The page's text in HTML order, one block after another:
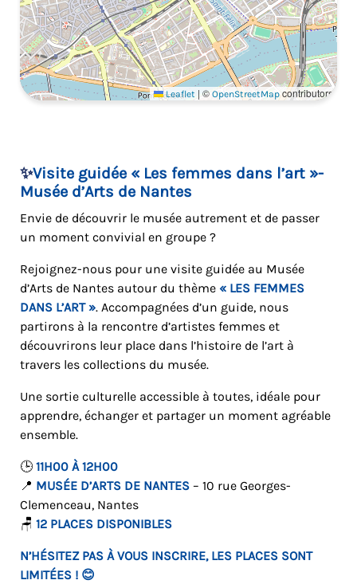
Leaflet | © OpenStreetMapcontributors
✨​Visite guidée « Les femmes dans l’art »-
Musée d’Arts de Nantes
Envie de découvrir le musée autrement et de passer
un moment convivial en groupe ?
Rejoignez-nous pour une visite guidée au Musée
d’Arts de Nantes autour du thème « LES FEMMES
DANS L’ART ». Accompagnées d’un guide, nous
partirons à la rencontre d’artistes femmes et
découvrirons leur place dans l’histoire de l’art à
travers les collections du musée.
Une sortie culturelle accessible à toutes, idéale pour
apprendre, échanger et partager un moment agréable
ensemble.
🕒 11H00 À 12H00
📍 MUSÉE D’ARTS DE NANTES – 10 rue Georges-
Clemenceau, Nantes
🪑 12 PLACES DISPONIBLES
N’HÉSITEZ PAS À VOUS INSCRIRE, LES PLACES SONT
LIMITÉES ! 😊